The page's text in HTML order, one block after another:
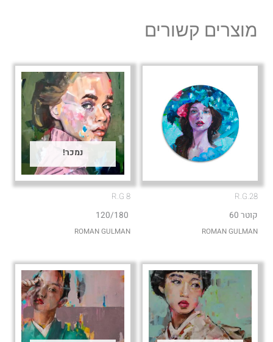
a
p
e
מוצרים קשורים
R.G.28
קוטר 60
ROMAN GULMAN
נמכר!
R.G 8
ROMAN GULMAN